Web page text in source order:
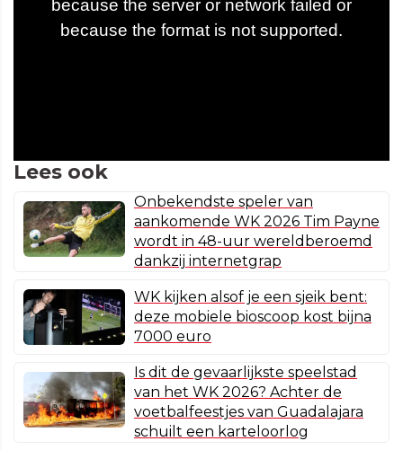
Lees ook
Onbekendste speler van
aankomende WK 2026 Tim Payne
wordt in 48-uur wereldberoemd
dankzij internetgrap
WK kijken alsof je een sjeik bent:
deze mobiele bioscoop kost bijna
7000 euro
Is dit de gevaarlijkste speelstad
van het WK 2026? Achter de
voetbalfeestjes van Guadalajara
schuilt een karteloorlog